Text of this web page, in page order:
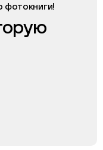
фотокниги!